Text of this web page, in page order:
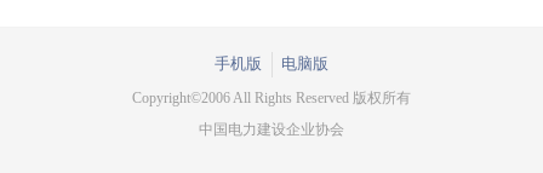
手机版 电脑版
Copyright©2006 All Rights Reserved 版权所有
中国电力建设企业协会